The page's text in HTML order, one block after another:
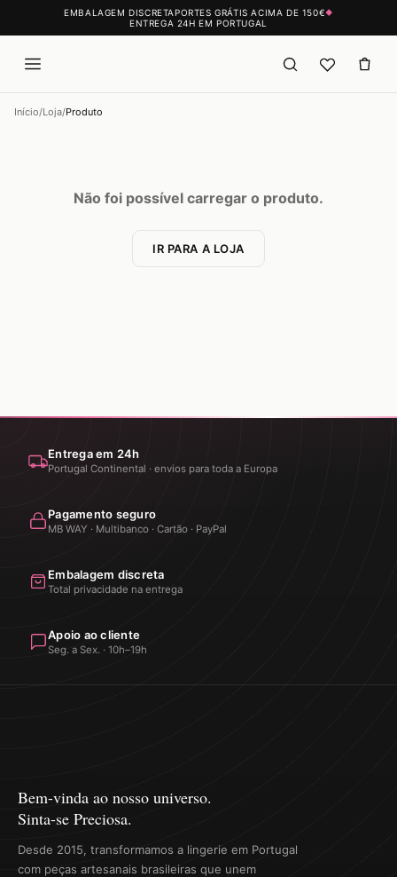
EMBALAGEM DISCRETAPORTES GRÁTIS ACIMA DE 150€◆
ENTREGA 24H EM PORTUGAL
Início/Loja/Produto
Não foi possível carregar o produto.
IR PARA A LOJA
Entrega em 24h
Portugal Continental · envios para toda a Europa
Pagamento seguro
MB WAY · Multibanco · Cartão · PayPal
Embalagem discreta
Total privacidade na entrega
Apoio ao cliente
Seg. a Sex. · 10h–19h
Bem-vinda ao nosso universo.
Sinta-se Preciosa.
Desde 2015, transformamos a lingerie em Portugal
com peças artesanais brasileiras que unem